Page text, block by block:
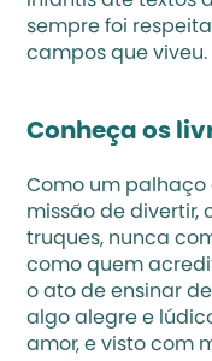
sempre foi
campos que viveu.
Conheça os
Como um
missão de divertir,
truques, nunca
como quem
o ato de ensinar
algo alegre e
amor, e visto com